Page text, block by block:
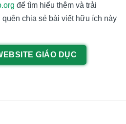
để tìm hiểu thêm và trải
chia sẻ bài viết hữu ích này
GIÁO DỤC